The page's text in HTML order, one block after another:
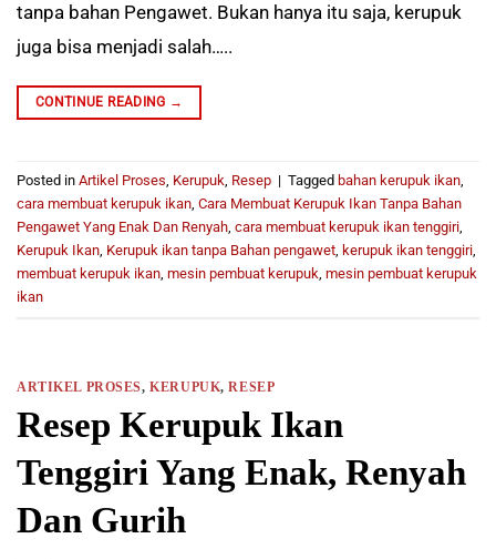
tanpa bahan Pengawet. Bukan hanya itu saja, kerupuk
juga bisa menjadi salah…..
CONTINUE READING →
Posted in Artikel Proses, Kerupuk, Resep | Tagged bahan kerupuk ikan,
cara membuat kerupuk ikan, Cara Membuat Kerupuk Ikan Tanpa Bahan
Pengawet Yang Enak Dan Renyah, cara membuat kerupuk ikan tenggiri,
Kerupuk Ikan, Kerupuk ikan tanpa Bahan pengawet, kerupuk ikan tenggiri,
membuat kerupuk ikan, mesin pembuat kerupuk, mesin pembuat kerupuk
ikan
ARTIKEL PROSES,KERUPUK,RESEP
Resep Kerupuk Ikan
Tenggiri Yang Enak, Renyah
Dan Gurih